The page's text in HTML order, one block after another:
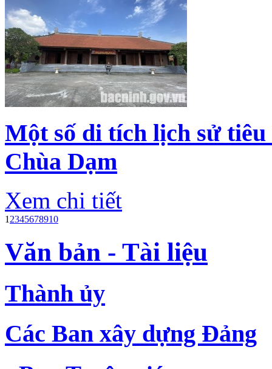
Một số di tích lịch sử
Chùa Dạm
Xem chi tiết
1 2345678910
Văn bản - Tài liệu
Thành ủy
Các Ban xây dựng Đảng